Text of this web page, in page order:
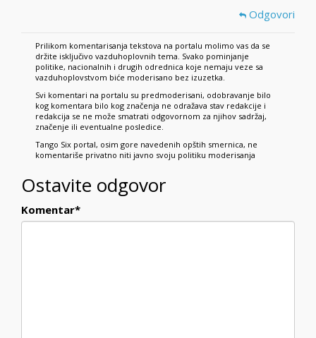
Odgovori
Prilikom komentarisanja tekstova na portalu molimo vas da se
držite isključivo vazduhoplovnih tema. Svako pominjanje
politike, nacionalnih i drugih odrednica koje nemaju veze sa
vazduhoplovstvom biće moderisano bez izuzetka.
Svi komentari na portalu su predmoderisani, odobravanje bilo
kog komentara bilo kog značenja ne odražava stav redakcije i
redakcija se ne može smatrati odgovornom za njihov sadržaj,
značenje ili eventualne posledice.
Tango Six portal, osim gore navedenih opštih smernica, ne
komentariše privatno niti javno svoju politiku moderisanja
Ostavite odgovor
Komentar*